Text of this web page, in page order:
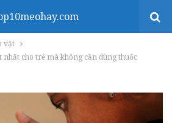
vặt
nhất cho trẻ mà không cần dùng thuốc